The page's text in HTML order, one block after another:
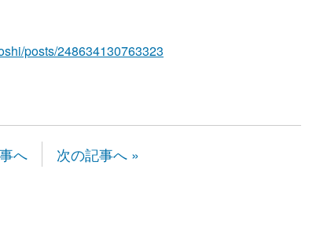
posts/248634130763323
へ 次の記事へ »